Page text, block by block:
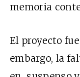
memoria
El proyecto
embargo, la